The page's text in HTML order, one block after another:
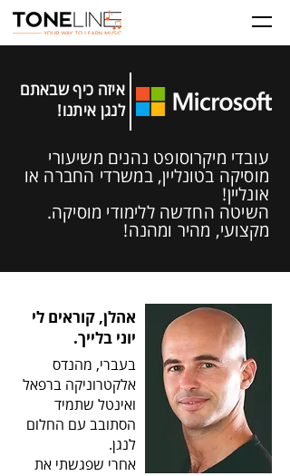
איזה כיף שבאתם
לנגן איתנו!
עובדי מיקרוסופט נהנים משיעורי
מוסיקה בטונליין, במשרדי החברה או
אונליין!
השיטה החדשה ללימודי מוסיקה.
מקצועי, מהיר ומהנה!
אהלן, קוראים לי
יוני בלייך.
בעברי, מהנדס
אלקטרוניקה ברפאל
ואינטל שתמיד
הסתובב עם החלום
לנגן.
אחרי שפגשתי את